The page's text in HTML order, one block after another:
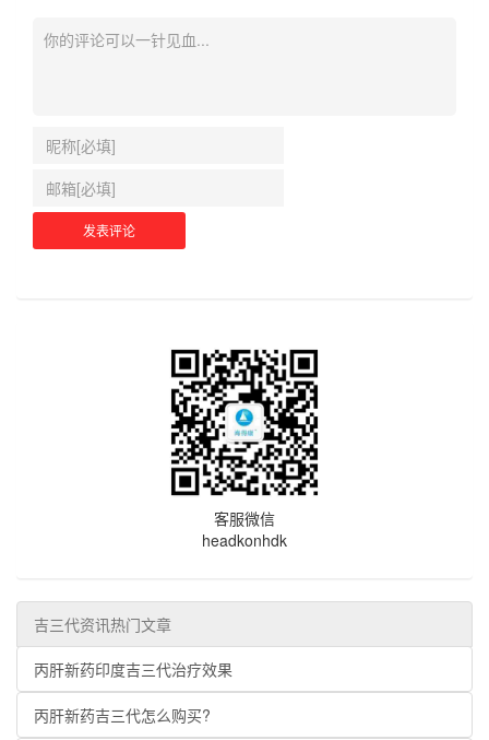
客服微信
headkonhdk
吉三代资讯热门文章
丙肝新药印度吉三代治疗效果
丙肝新药吉三代怎么购买?